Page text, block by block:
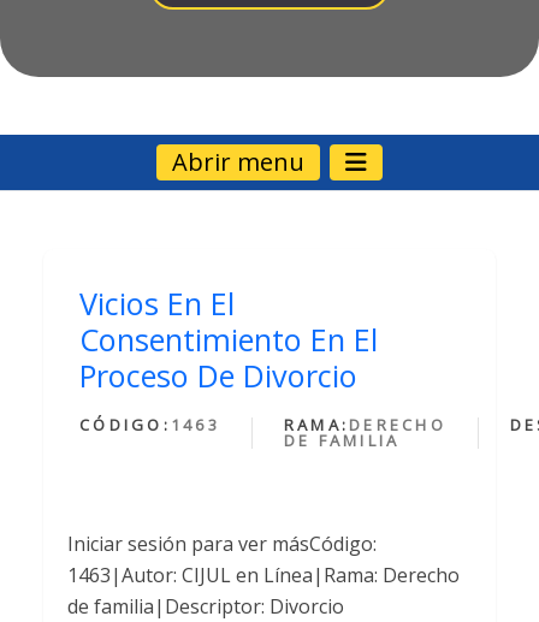
Abrir menu
Vicios En El
Consentimiento En El
Proceso De Divorcio
CÓDIGO: 1463 RAMA: DERECHO
DE FAMILIA
Iniciar sesión para ver másCódigo:
1463|Autor: CIJUL en Línea|Rama: Derecho
de familia|Descriptor: Divorcio